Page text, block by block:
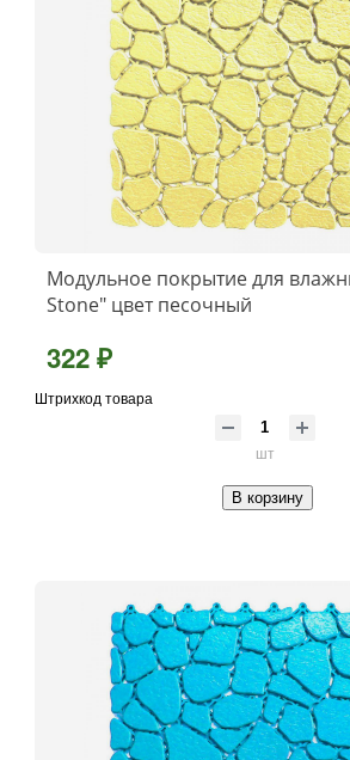
Модульное покрытие для
Stone" цвет песочный
322 ₽
Штрихкод товара
шт
В корзину